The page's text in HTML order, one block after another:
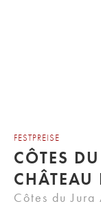
FESTPREISE
CÔTES
Côtes du Jura